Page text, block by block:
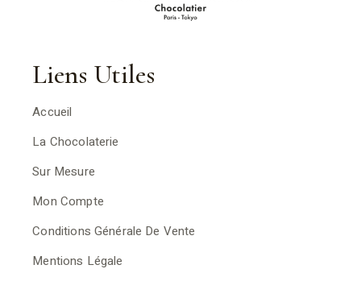
Liens Utiles
Accueil
La Chocolaterie
Sur Mesure
Mon Compte
Conditions Générale De Vente
Mentions Légale